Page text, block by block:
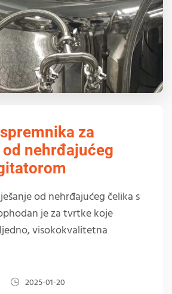
za
nehrđajućeg
od nehrđajućeg čelika s
je za tvrtke koje
visokokvalitetna
2025-01-20